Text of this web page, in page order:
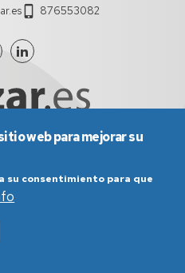
876553082
generales de uso
web para mejorar su
su consentimiento para que